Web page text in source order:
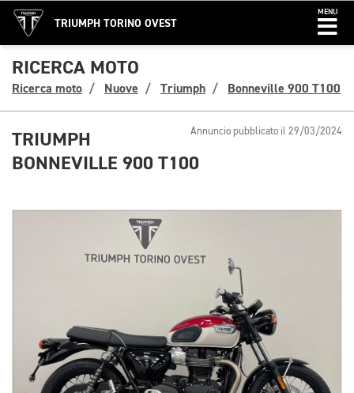
TRIUMPH TORINO OVEST
MENU
RICERCA MOTO
Ricerca moto Nuove Triumph Bonneville 900 T100
Annuncio pubblicato il 29/03/2024
TRIUMPH
BONNEVILLE 900 T100